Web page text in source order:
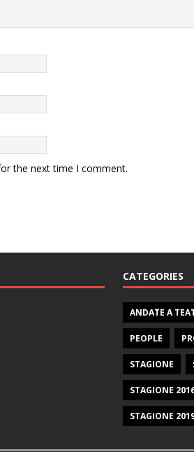
the next time I comment.
CATEGORIES
ANDATE A
PEOPLE
STAGIONE
STAGIONE
STAGIONE